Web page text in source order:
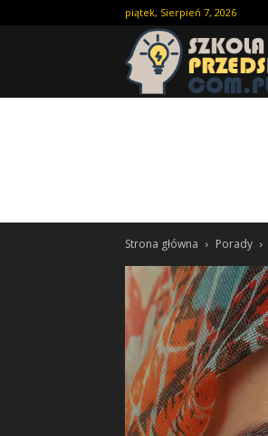
piątek, Sierpień 7, 2026
Strona główna Porady